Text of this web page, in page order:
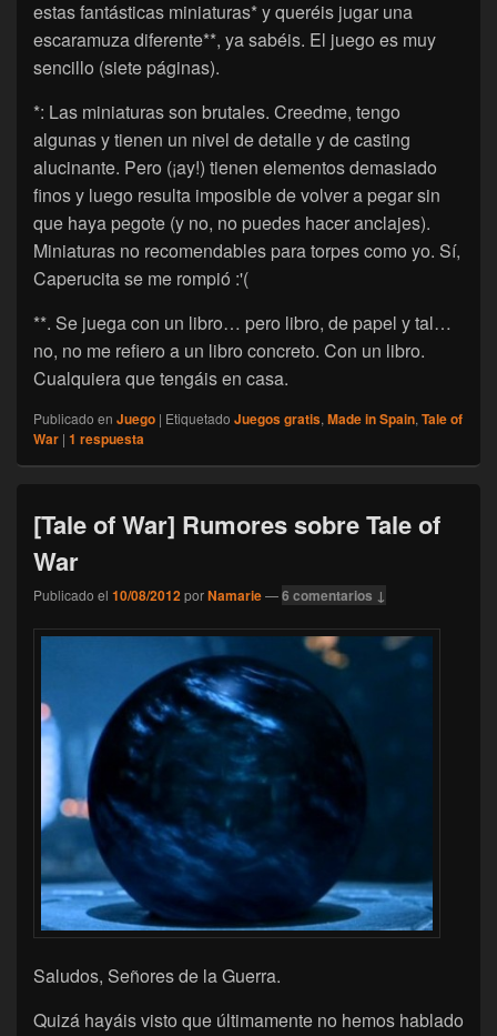
estas fantásticas miniaturas* y queréis jugar una
escaramuza diferente**, ya sabéis. El juego es muy
sencillo (siete páginas).
*: Las miniaturas son brutales. Creedme, tengo
algunas y tienen un nivel de detalle y de casting
alucinante. Pero (¡ay!) tienen elementos demasiado
finos y luego resulta imposible de volver a pegar sin
que haya pegote (y no, no puedes hacer anclajes).
Miniaturas no recomendables para torpes como yo. Sí,
Caperucita se me rompió :'(
**. Se juega con un libro… pero libro, de papel y tal…
no, no me refiero a un libro concreto. Con un libro.
Cualquiera que tengáis en casa.
Publicado en Juego | Etiquetado Juegos gratis, Made in Spain, Tale of
War | 1 respuesta
[Tale of War] Rumores sobre Tale of
War
Publicado el 10/08/2012porNamarie—6 comentarios ↓
Saludos, Señores de la Guerra.
Quizá hayáis visto que últimamente no hemos hablado